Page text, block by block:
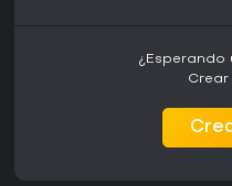
¿Esperando
Crear